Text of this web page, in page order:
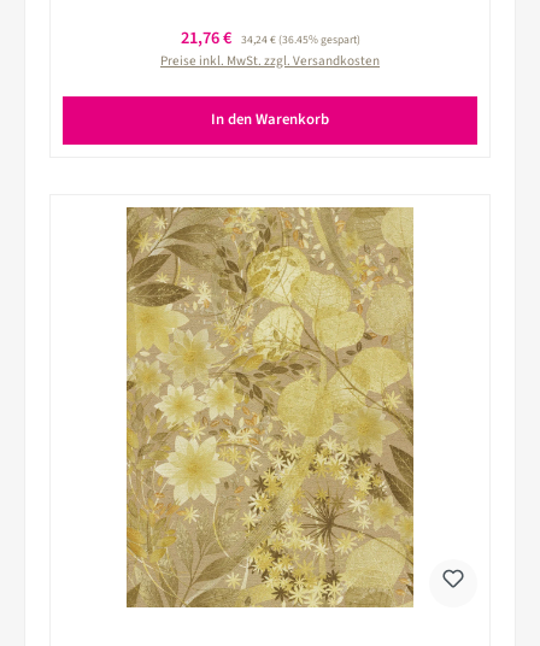
Verkaufspreis:
21,76 € Regulärer Preis:
34,24 €(36.45% gespart)
Preise inkl. MwSt. zzgl. Versandkosten
In den Warenkorb